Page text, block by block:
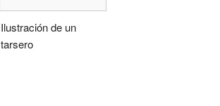
Ilustración de un
tarsero